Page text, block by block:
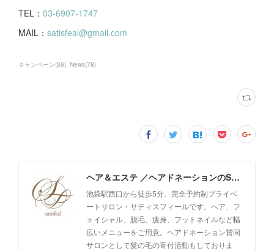
TEL： 03-6907-1747
MAIL： satisfeal@gmail.com
キャンペーン(36) News(78)
ヘア＆エステ ／ヘアドネーションのSatisfeal
池袋駅西口から徒歩5分。完全予約制プライベ
ートサロン・サティスフィールです。ヘア、フ
ェイシャル、脱毛、痩身、フットネイルなど幅
広いメニューをご用意。ヘアドネーション賛同
サロンとして髪の毛の寄付活動もしておりま